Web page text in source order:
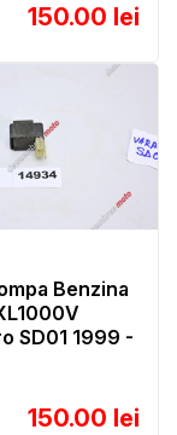
150.00 lei
Benzina
SD01 1999 -
150.00 lei